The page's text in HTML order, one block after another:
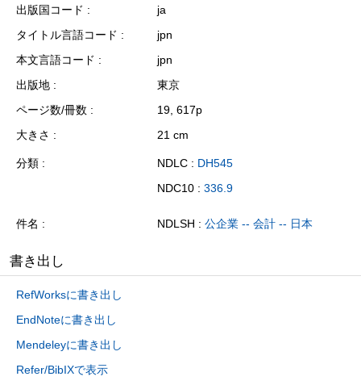
出版国コード
ja
タイトル言語コード
jpn
本文言語コード
jpn
出版地
東京
ページ数/冊数
19, 617p
大きさ
21 cm
分類 NDLC : DH545
NDC10 : 336.9
件名 NDLSH : 公企業 -- 会計 -- 日本
書き出し
RefWorksに書き出し
EndNoteに書き出し
Mendeleyに書き出し
Refer/BibIXで表示